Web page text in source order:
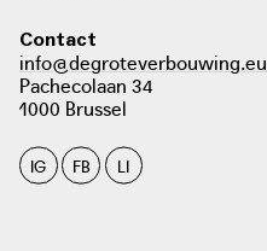
Contact
info@degroteverbouwing.eu
Pachecolaan 34
1000 Brussel
IG FB LI